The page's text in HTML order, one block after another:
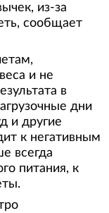
из-за
сообщает
и не
в
дни
и другие
к негативным
всегда
питания, к